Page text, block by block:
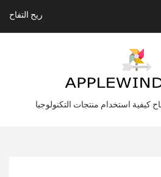
ريح التفاح
كيفية استخدام منتجات التكنولوجيا